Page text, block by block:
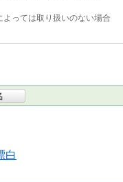
っては取り扱いのない場合
白